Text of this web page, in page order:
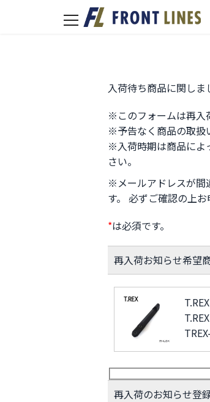
toggle
入荷待ち商品に関しま
※このフォームは再入
※予告なく商品の取扱
※入荷時期は商品によ
さい。
※メールアドレスが間
す。 必ずご確認の上お
*は必須です。
再入荷お知らせ希望
再入荷のお知らせ登